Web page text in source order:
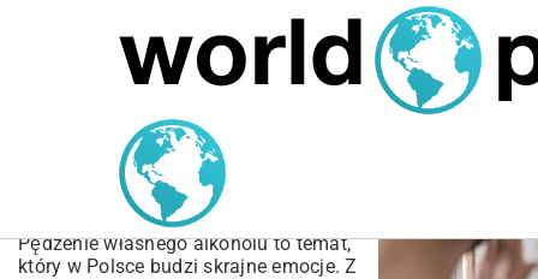
MARIUSZ ŁAMAGA 05.10.2025
Najlepsze Przepisy na
Domowy Bimber –
Kompletny Poradnik
Pędzenie własnego alkoholu to temat,
który w Polsce budzi skrajne emocje. Z